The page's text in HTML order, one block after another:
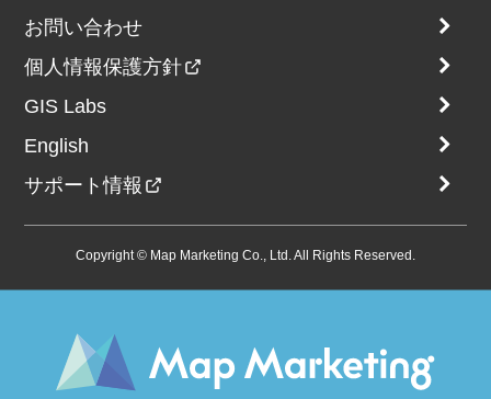
お問い合わせ
個人情報保護方針
GIS Labs
English
サポート情報
Copyright © Map Marketing Co., Ltd. All Rights Reserved.